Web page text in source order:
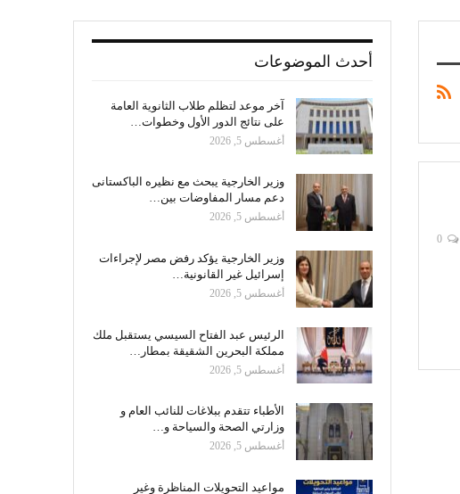
أحدث الموضوعات
آخر موعد لتظلم طلاب الثانوية العامة
على نتائج الدور الأول وخطوات…
أغسطس 5, 2026
وزير الخارجية يبحث مع نظيره الباكستانى
دعم مسار المفاوضات بين…
أغسطس 5, 2026
وزير الخارجية يؤكد رفض مصر لإجراءات
إسرائيل غير القانونية…
أغسطس 5, 2026
الرئيس عبد الفتاح السيسي يستقبل ملك
مملكة البحرين الشقيقة بمطار…
أغسطس 5, 2026
الأطباء تتقدم ببلاغات للنائب العام و
وزارتي الصحة والسياحة و…
أغسطس 5, 2026
مواعيد التحويلات المناظرة وغير